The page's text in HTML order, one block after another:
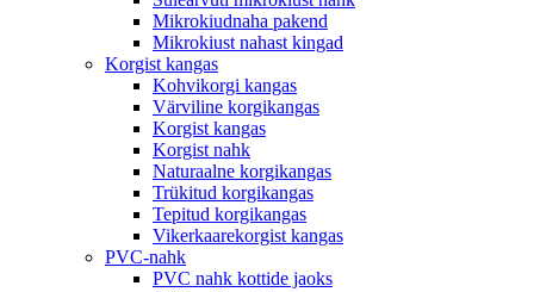
Mikrokiudnaha pakend
Mikrokiust nahast kingad
Korgist kangas
Kohvikorgi kangas
Värviline korgikangas
Korgist kangas
Korgist nahk
Naturaalne korgikangas
Trükitud korgikangas
Tepitud korgikangas
Vikerkaarekorgist kangas
PVC-nahk
PVC nahk kottide jaoks